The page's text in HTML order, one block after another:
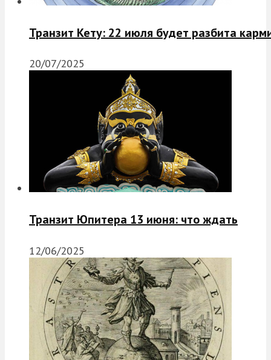
Транзит Кету: 22 июля будет разбита
20/07/2025
Транзит Юпитера 13 июня: что ждать
12/06/2025